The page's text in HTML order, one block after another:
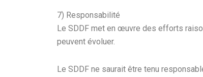
7) Responsabilité
Le SDDF met en œuvre des efforts
peuvent évoluer.
Le SDDF ne saurait être tenu